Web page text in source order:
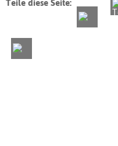
Teile diese Seite: